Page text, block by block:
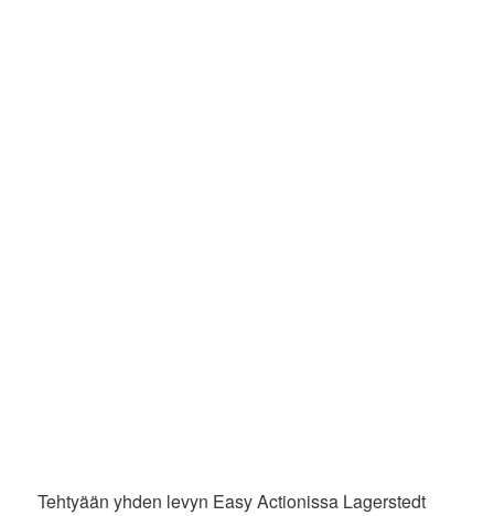
Tehtyään yhden levyn Easy Actionissa Lagerstedt